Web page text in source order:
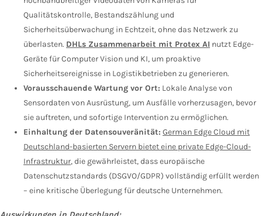
Qualitätskontrolle, Bestandszählung und
Sicherheitsüberwachung in Echtzeit, ohne das Netzwerk zu
überlasten. DHLs Zusammenarbeit mit Protex AI nutzt Edge-
Geräte für Computer Vision und KI, um proaktive
Sicherheitsereignisse in Logistikbetrieben zu generieren.
Vorausschauende Wartung vor Ort: Lokale Analyse von
Sensordaten von Ausrüstung, um Ausfälle vorherzusagen, bevor
sie auftreten, und sofortige Intervention zu ermöglichen.
Einhaltung der Datensouveränität: German Edge Cloud mit
Deutschland-basierten Servern bietet eine private Edge-Cloud-
Infrastruktur, die gewährleistet, dass europäische
Datenschutzstandards (DSGVO/GDPR) vollständig erfüllt werden
– eine kritische Überlegung für deutsche Unternehmen.